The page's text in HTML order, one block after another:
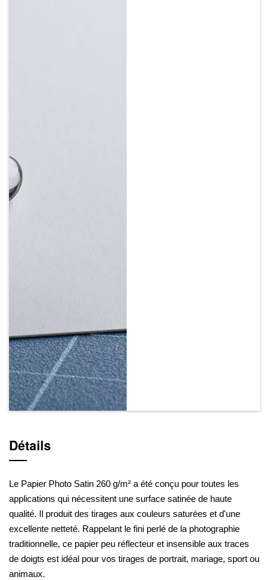
Détails
Le Papier Photo Satin 260 g/m² a été conçu pour toutes les
applications qui nécessitent une surface satinée de haute
qualité. Il produit des tirages aux couleurs saturées et d'une
excellente netteté. Rappelant le fini perlé de la photographie
traditionnelle, ce papier peu réflecteur et insensible aux traces
de doigts est idéal pour vos tirages de portrait, mariage, sport ou
animaux.